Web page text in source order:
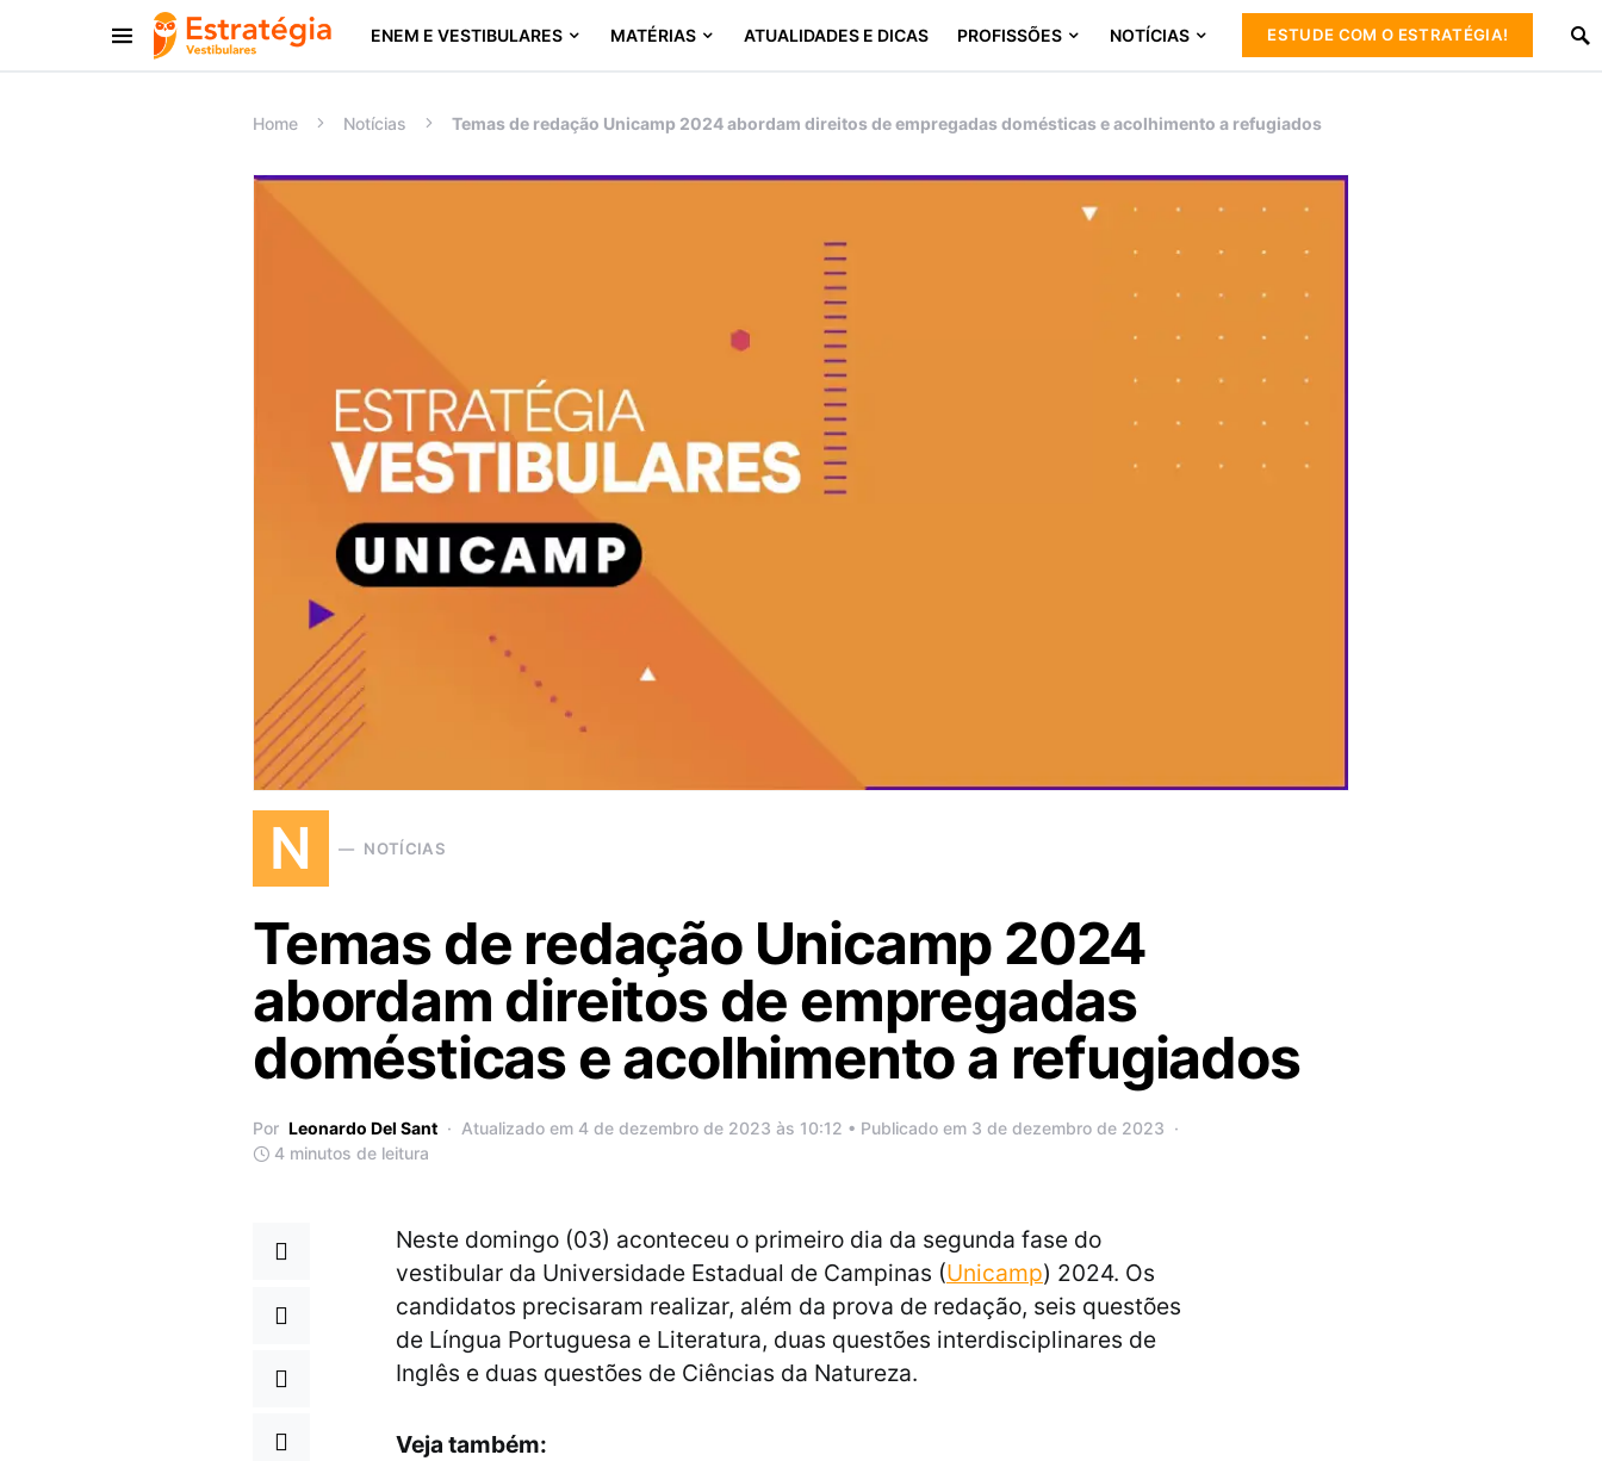
ENEM E VESTIBULARES MATÉRIAS ATUALIDADES E DICAS PROFISSÕES NOTÍCIAS ESTUDE COM O ESTRATÉGIA!
Procurar:
Home Notícias Temas de redação Unicamp 2024 abordam direitos de empregadas domésticas e acolhimento a refugiados
N NOTÍCIAS
Temas de redação Unicamp 2024
abordam direitos de empregadas
domésticas e acolhimento a refugiados
Por Leonardo Del Sant
Atualizado em 4 de dezembro de 2023 às 10:12 • Publicado em 3 de dezembro de 2023
4 minutos de leitura
Neste domingo (03) aconteceu o primeiro dia da segunda fase do
vestibular da Universidade Estadual de Campinas (Unicamp) 2024. Os
candidatos precisaram realizar, além da prova de redação, seis questões
de Língua Portuguesa e Literatura, duas questões interdisciplinares de
Inglês e duas questões de Ciências da Natureza.
Veja também: